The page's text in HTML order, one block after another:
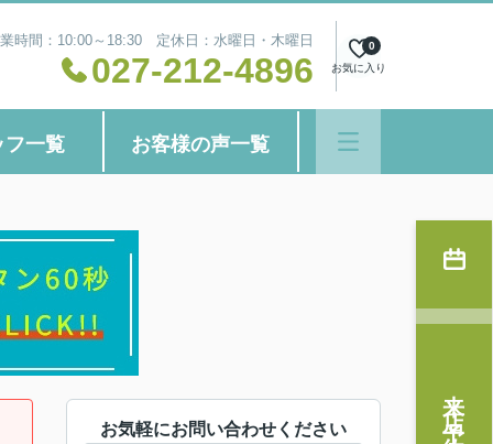
時間：10:00～18:30 定休日：水曜日・木曜日
027-212-4896 お気に入り
0
フ一覧 お客様の声一覧
お気軽にお問い合わせください 来店予約